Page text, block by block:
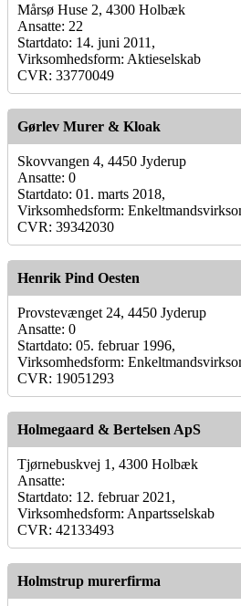
Mårsø Huse 2, 4300 Holbæk
Ansatte: 22
Startdato: 14. juni 2011,
Virksomhedsform: Aktieselskab
CVR: 33770049
Gørlev Murer & Kloak
Skovvangen 4, 4450 Jyderup
Ansatte: 0
Startdato: 01. marts 2018,
Virksomhedsform:
CVR: 39342030
Henrik Pind Oesten
Provstevænget 24, 4450 Jyderup
Ansatte: 0
Startdato: 05. februar 1996,
Virksomhedsform:
CVR: 19051293
Holmegaard & Bertelsen ApS
Tjørnebuskvej 1, 4300 Holbæk
Ansatte:
Startdato: 12. februar 2021,
Virksomhedsform: Anpartsselskab
CVR: 42133493
Holmstrup murerfirma